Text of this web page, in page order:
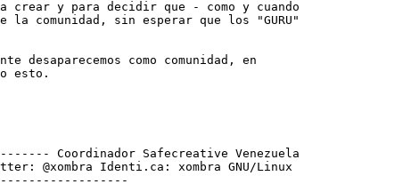
y para decidir que - como y cuando
comunidad, sin esperar que los "GURU"
desaparecemos como comunidad, en
esto.
Coordinador Safecreative Venezuela
@xombra Identi.ca: xombra GNU/Linux